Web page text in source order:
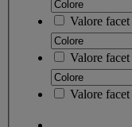
Valore facet
Valore facet
Valore facet